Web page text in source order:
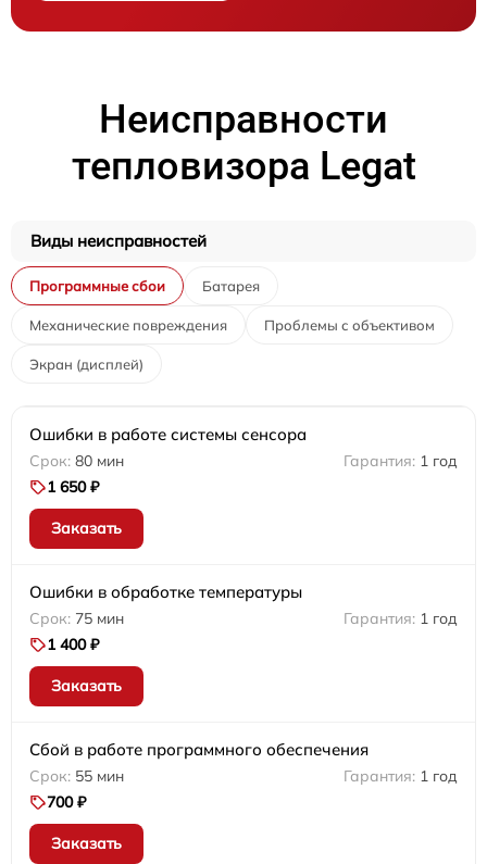
Неисправности
тепловизора Legat
Виды неисправностей
Программные сбои Батарея
Механические повреждения Проблемы с объективом
Экран (дисплей)
Ошибки в работе системы сенсора
80 мин
1 год
1 650 ₽
Заказать
Ошибки в обработке температуры
75 мин
1 год
1 400 ₽
Заказать
Сбой в работе программного обеспечения
55 мин
1 год
700 ₽
Заказать